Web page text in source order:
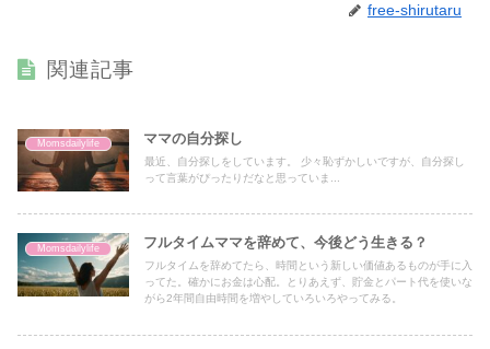
free-shirutaru
関連記事
Momsdailylife ママの自分探し
最近、自分探しをしています。 少々恥ずかしいですが、自分探し
って言葉がぴったりだなと思っていま...
Momsdailylife フルタイムママを辞めて、今後どう生きる？
フルタイムを辞めてたら、時間という新しい価値あるものが手に入
ってた。確かにお金は心配。とりあえず、貯金とパート代を使いな
がら2年間自由時間を増やしていろいろやってみる。